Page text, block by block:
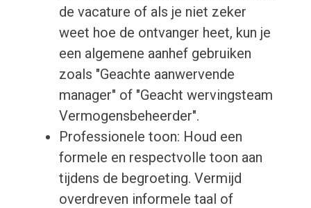
de vacature of als je niet zeker
weet hoe de ontvanger heet, kun je
een algemene aanhef gebruiken
zoals "Geachte aanwervende
manager" of "Geacht wervingsteam
Vermogensbeheerder".
Professionele toon: Houd een
formele en respectvolle toon aan
tijdens de begroeting. Vermijd
overdreven informele taal of